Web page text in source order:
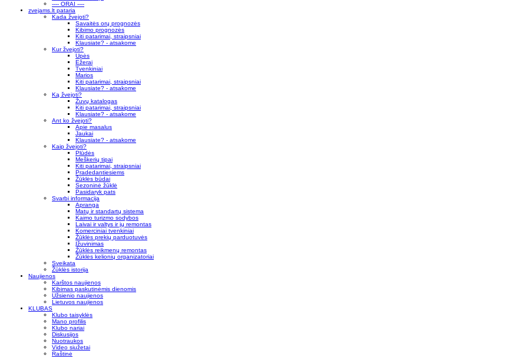
---- ORAI ----
zvejams.lt pataria
Kada žvejoti?
Savaitės orų prognozės
Kibimo prognozės
Kiti patarimai, straipsniai
Klausiate? - atsakome
Kur žvejoti?
Upės
Ežerai
Tvenkiniai
Marios
Kiti patarimai, straipsniai
Klausiate? - atsakome
Ką žvejoti?
Žuvų katalogas
Kiti patarimai, straipsniai
Klausiate? - atsakome
Ant ko žvejoti?
Apie masalus
Jaukai
Klausiate? - atsakome
Kaip žvejoti?
Plūdės
Meškerių tipai
Kiti patarimai, straipsniai
Pradedantiesiems
Žūklės būdai
Sezoninė žūklė
Pasidaryk pats
Svarbi informacija
Apranga
Matų ir standartų sistema
Kaimo turizmo sodybos
Laivai ir valtys ir jų remontas
Komerciniai tvenkiniai
Žūklės prekių parduotuvės
Įžuvinimas
Žūklės reikmenų remontas
Žūklės kelionių organizatoriai
Sveikata
Žūklės istorija
Naujienos
Karštos naujienos
Kibimas paskutinėmis dienomis
Užsienio naujienos
Lietuvos naujienos
KLUBAS
Klubo taisyklės
Mano profilis
Klubo nariai
Diskusijos
Nuotraukos
Video siužetai
Raštinė